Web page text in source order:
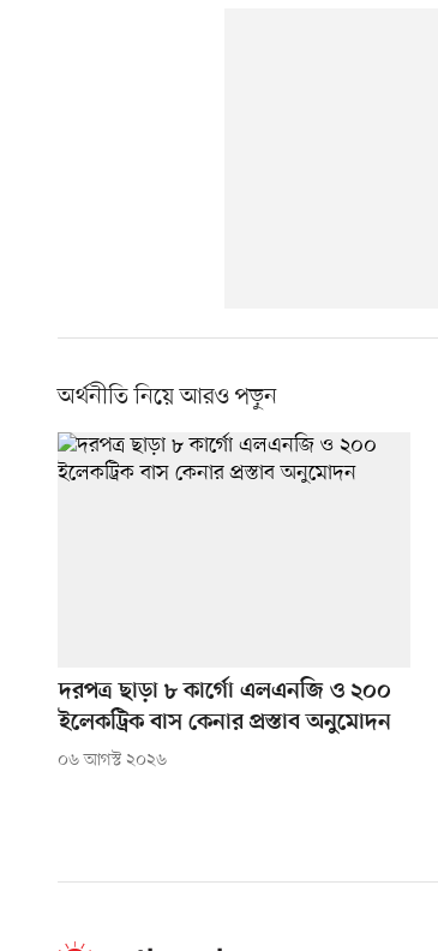
অর্থনীতি নিয়ে আরও পড়ুন
দরপত্র ছাড়া ৮ কার্গো এলএনজি ও ২০০
ইলেকট্রিক বাস কেনার প্রস্তাব অনুমোদন
০৬ আগস্ট ২০২৬